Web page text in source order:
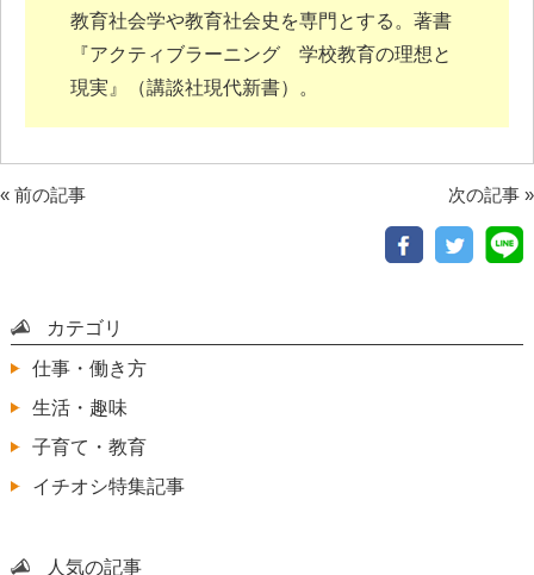
教育社会学や教育社会史を専門とする。著書
『アクティブラーニング 学校教育の理想と
現実』（講談社現代新書）。
« 前の記事 次の記事 »
カテゴリ
仕事・働き方
生活・趣味
子育て・教育
イチオシ特集記事
人気の記事